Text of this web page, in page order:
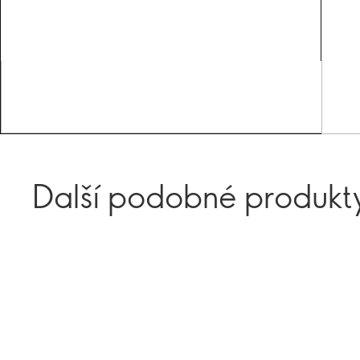
Další podobné